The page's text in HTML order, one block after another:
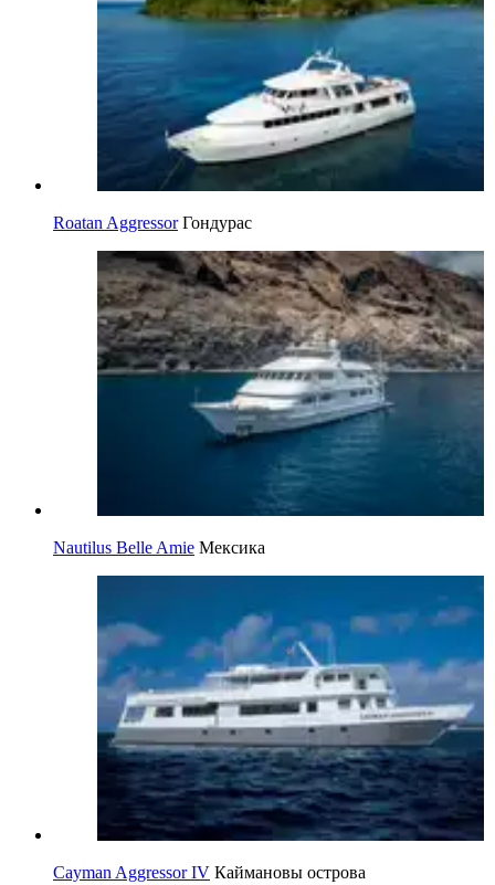
Roatan Aggressor Гондурас
Nautilus Belle Amie Мексика
Cayman Aggressor IV Каймановы острова